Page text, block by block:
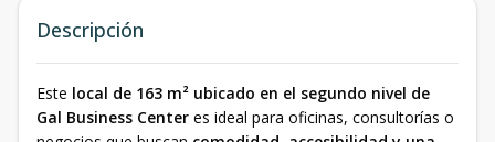
Descripción
Este local de 163 m² ubicado en el segundo nivel de
Gal Business Center es ideal para oficinas, consultorías o